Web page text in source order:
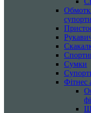
супорти
Сумки
Фітнес